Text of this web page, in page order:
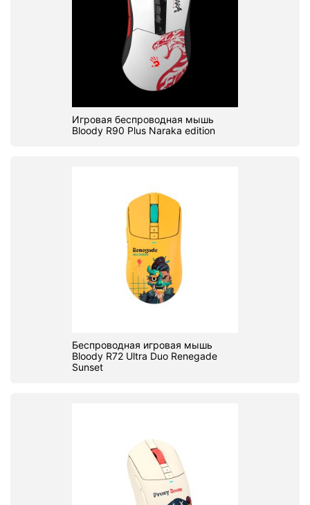
Игровая беспроводная мышь
Bloody R90 Plus Naraka edition
Беспроводная игровая мышь
Bloody R72 Ultra Duo Renegade
Sunset